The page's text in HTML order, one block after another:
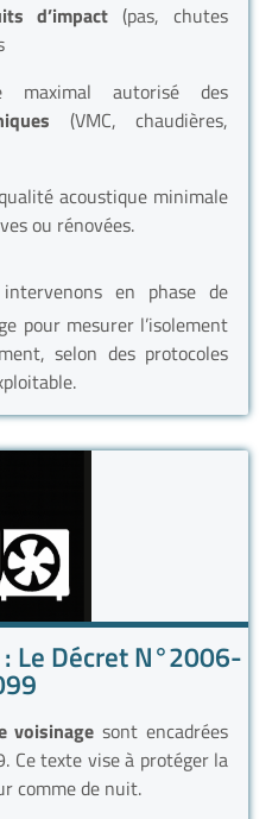
d’impact (pas, chutes
maximal autorisé des
(VMC, chaudières,
acoustique minimale
ou rénovées.
en phase de
pour mesurer l’isolement
selon des protocoles
Le Décret N°2006-
voisinage sont encadrées
Ce texte vise à protéger la
comme de nuit.